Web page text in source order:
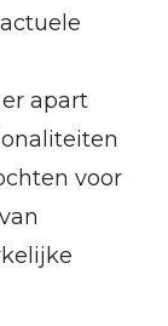
apart
voor